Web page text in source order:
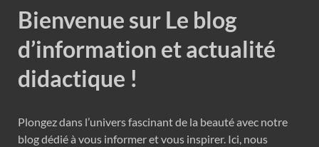
Bienvenue sur Le blog
d’information et actualité
didactique !
Plongez dans l’univers fascinant de la beauté avec notre
blog dédié à vous informer et vous inspirer. Ici, nous